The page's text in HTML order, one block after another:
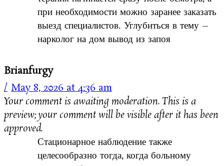
при необходимости можно заранее заказать
выезд специалистов. Углубиться в тему –
нарколог на дом вывод из запоя
Brianfurgy
May 8, 2026 at 4:36 am
Your comment is awaiting moderation. This is a
preview; your comment will be visible after it has been
approved.
Стационарное наблюдение также
целесообразно тогда, когда больному